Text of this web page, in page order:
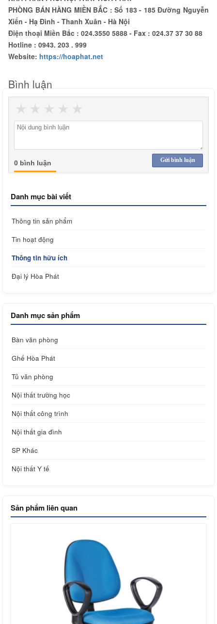
PHÒNG BÁN HÀNG MIỀN BẮC : Số 183 - 185 Đường Nguyễn
Xiển - Hạ Đình - Thanh Xuân - Hà Nội
Điện thoại Miền Bắc : 024.3550 5888 - Fax : 024.37 37 30 88
Hotline : 0943. 203 . 999
Website: https://hoaphat.net
Bình luận
★
★
★
★
★
Gửi bình luận
0 bình luận
Danh mục bài viết
Thông tin sản phẩm
Tin hoạt động
Thông tin hữu ích
Đại lý Hòa Phát
Danh mục sản phẩm
Bàn văn phòng
Ghế Hòa Phát
Tủ văn phòng
Nội thất trường học
Nội thất công trình
Nội thất gia đình
SP Khác
Nội thất Y tế
Sản phẩm liên quan